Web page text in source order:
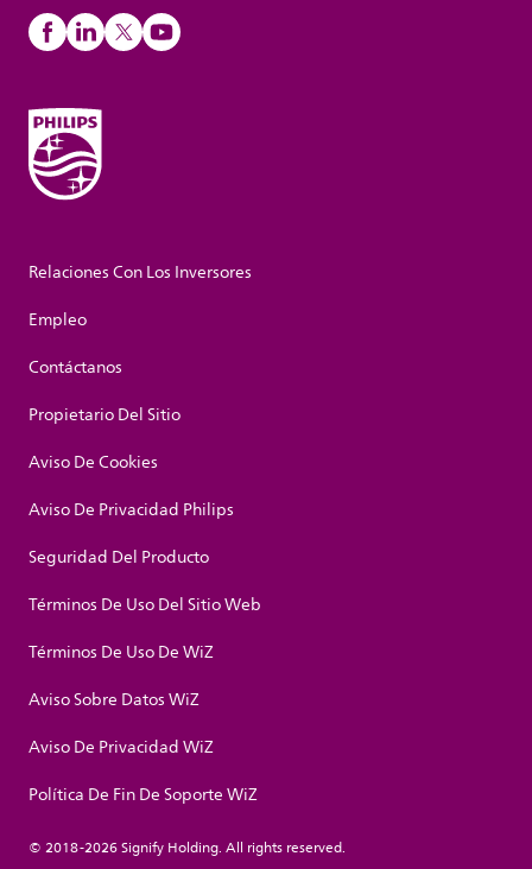
Relaciones Con Los Inversores
Empleo
Contáctanos
Propietario Del Sitio
Aviso De Cookies
Aviso De Privacidad Philips
Seguridad Del Producto
Términos De Uso Del Sitio Web
Términos De Uso De WiZ
Aviso Sobre Datos WiZ
Aviso De Privacidad WiZ
Política De Fin De Soporte WiZ
© 2018-2026 Signify Holding. All rights reserved.